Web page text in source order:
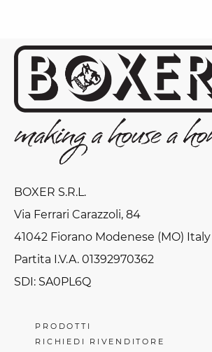
BOXER S.R.L.
Via Ferrari Carazzoli, 84
41042 Fiorano Modenese (MO) Italy
Partita I.V.A. 01392970362
SDI: SA0PL6Q
PRODOTTI
RICHIEDI RIVENDITORE